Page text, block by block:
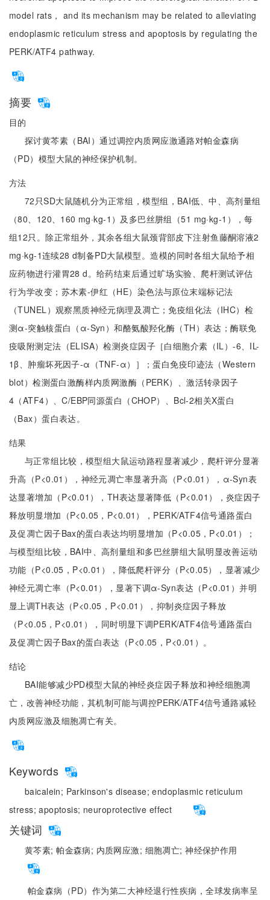
model rats， and its mechanism may be related to alleviating
endoplasmic reticulum stress and apoptosis by regulating the
PERK/ATF4 pathway.
摘要
目的
探讨黄芩素（BAI）通过调控内质网应激通路对帕金森病
（PD）模型大鼠的神经保护机制。
方法
72只SD大鼠随机分为正常组，模型组，BAI低、中、高剂量组
（80、120、160 mg·kg-1）及多巴丝肼组（51 mg·kg-1），每
组12只。除正常组外，其余各组大鼠颈背部皮下注射鱼藤酮溶液2
mg·kg-1连续28 d制备PD大鼠模型。造模的同时各组大鼠给予相
应药物进行灌胃28 d。给药结束后通过旷场实验、爬杆测试评估
行为学改变；苏木素-伊红（HE）染色法与原位末端标记法
（TUNEL）观察黑质神经元病理及凋亡；免疫组化法（IHC）检
测α-突触核蛋白（α-Syn）和酪氨酸羟化酶（TH）表达；酶联免
疫吸附测定法（ELISA）检测炎症因子［白细胞介素（IL）-6、IL-
1β、肿瘤坏死因子-α（TNF-α）］；蛋白免疫印迹法（Western
blot）检测蛋白激酶样内质网激酶（PERK）、激活转录因子
4（ATF4）、C/EBP同源蛋白（CHOP）、Bcl-2相关X蛋白
（Bax）蛋白表达。
结果
与正常组比较，模型组大鼠运动路程显著减少，爬杆评分显著
升高（P<0.01），神经元凋亡率显著升高（P<0.01），α-Syn表
达显著增加（P<0.01），TH表达显著降低（P<0.01），炎症因子
释放明显增加（P<0.05，P<0.01），PERK/ATF4信号通路蛋白
及促凋亡因子Bax的蛋白表达均明显增加（P<0.05，P<0.01）；
与模型组比较，BAI中、高剂量组和多巴丝肼组大鼠明显改善运动
功能（P<0.05，P<0.01），降低爬杆评分（P<0.05），显著减少
神经元凋亡率（P<0.01），显著下调α-Syn表达（P<0.01）并明
显上调TH表达（P<0.05，P<0.01），抑制炎症因子释放
（P<0.05，P<0.01），同时明显下调PERK/ATF4信号通路蛋白
及促凋亡因子Bax的蛋白表达（P<0.05，P<0.01）。
结论
BAI能够减少PD模型大鼠的神经炎症因子释放和神经细胞凋
亡，改善神经功能，其机制可能与调控PERK/ATF4信号通路减轻
内质网应激及细胞凋亡有关。
Keywords
baicalein; Parkinson's disease;endoplasmic reticulum
stress;apoptosis; neuroprotective effect
关键词
黄芩素;帕金森病; 内质网应激; 细胞凋亡;神经保护作用
帕金森病（PD）作为第二大神经退行性疾病，全球发病率呈